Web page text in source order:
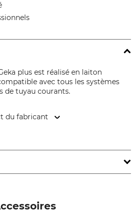
plus est réalisé en laiton
avec tous les systèmes
de tuyau courants.
du fabricant
Backnang, Germany, www.geka.de